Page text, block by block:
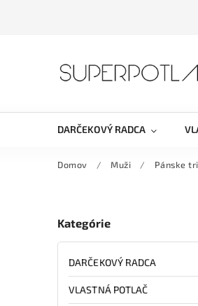
DARČEKOVÝ RADCA
Domov / Muži / Pánske
Kategórie
DARČEKOVÝ RADCA
VLASTNÁ POTLAČ